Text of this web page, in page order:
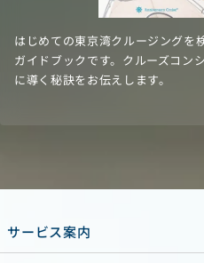
はじめての東京湾クルージングを
ガイドブックです。クルーズコン
に導く秘訣をお伝えします。
サービス案内